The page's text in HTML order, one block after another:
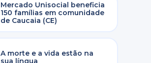
Mercado Unisocial beneficia
150 famílias em comunidade
de Caucaia (CE)
A morte e a vida estão na
sua língua